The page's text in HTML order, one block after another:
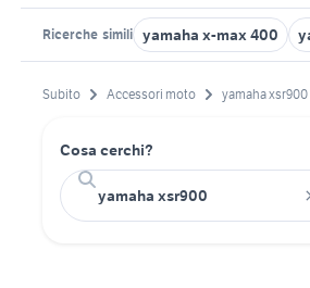
Ricerche simili yamaha x-max 400
Subito Accessori moto yamaha xsr900
Cosa cerchi?